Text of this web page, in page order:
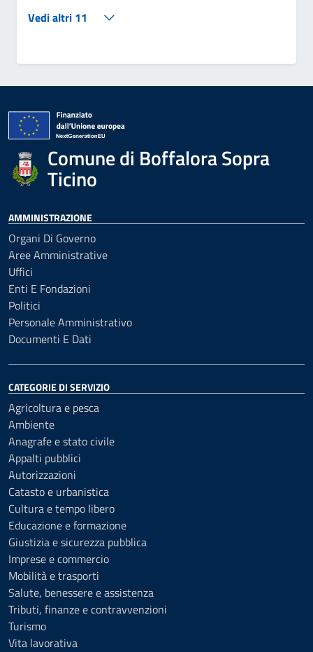
Vedi altri 11
Comune di Boffalora Sopra
Ticino
AMMINISTRAZIONE
Organi Di Governo
Aree Amministrative
Uffici
Enti E Fondazioni
Politici
Personale Amministrativo
Documenti E Dati
CATEGORIE DI SERVIZIO
Agricoltura e pesca
Ambiente
Anagrafe e stato civile
Appalti pubblici
Autorizzazioni
Catasto e urbanistica
Cultura e tempo libero
Educazione e formazione
Giustizia e sicurezza pubblica
Imprese e commercio
Mobilità e trasporti
Salute, benessere e assistenza
Tributi, finanze e contravvenzioni
Turismo
Vita lavorativa